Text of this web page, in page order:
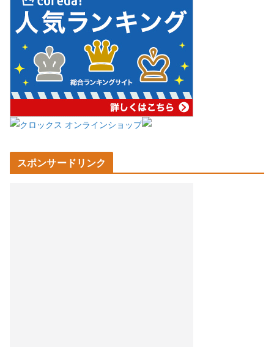
スポンサードリンク